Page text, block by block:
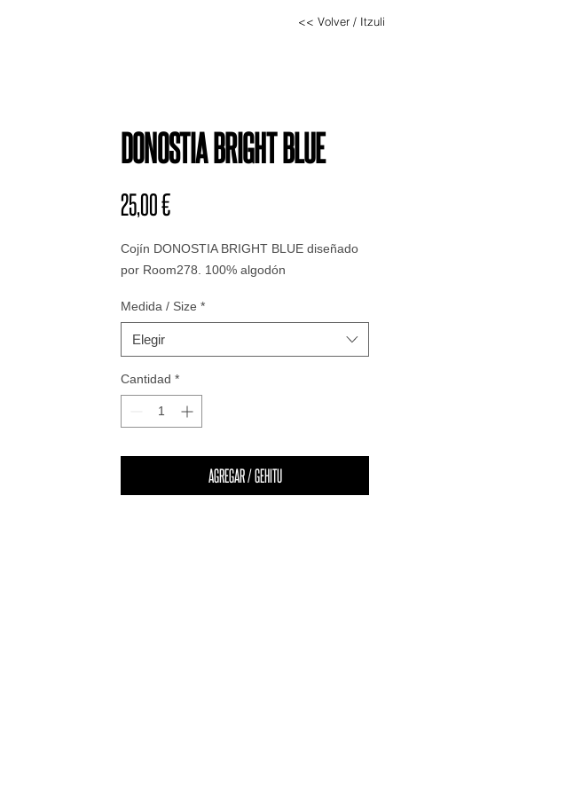
DONOSTIA BRIGHT BLUE
25,00 €Precio
Cojín DONOSTIA BRIGHT BLUE diseñado
por Room278. 100% algodón
Medida / Size *
Elegir
Cantidad *
AGREGAR / GEHITU
<< Volver / Itzuli